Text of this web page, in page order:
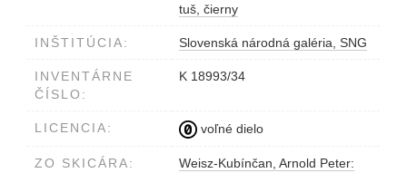
tuš, čierny
INŠTITÚCIA: Slovenská národná galéria, SNG
INVENTÁRNE
ČÍSLO:
K 18993/34
LICENCIA: voľné dielo
ZO SKICÁRA:
Weisz-Kubínčan, Arnold Peter: